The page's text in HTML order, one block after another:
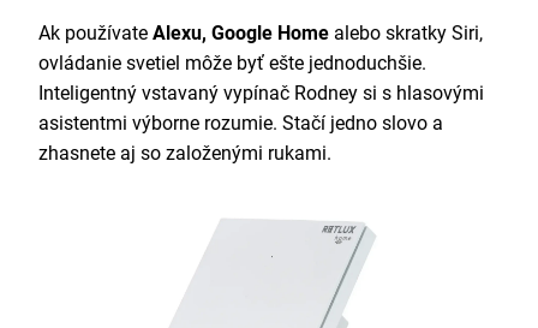
Ak používate Alexu, Google Home alebo skratky Siri,
ovládanie svetiel môže byť ešte jednoduchšie.
Inteligentný vstavaný vypínač Rodney si s hlasovými
asistentmi výborne rozumie. Stačí jedno slovo a
zhasnete aj so založenými rukami.